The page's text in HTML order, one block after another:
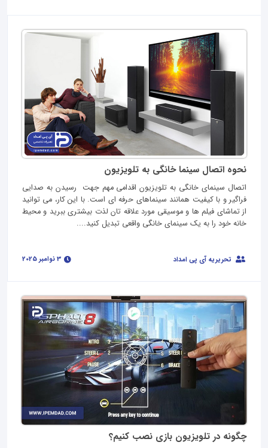
نحوه اتصال سینما خانگی به تلویزیون
اتصال سینمای خانگی به تلویزیون اقدامی مهم جهت رسیدن به صدایی
فراگیر و با کیفیت همانند سینماهای حرفه‌ ای است. با این کار، می‌ توانید
از تماشای فیلم‌ ها و موسیقی مورد علاقه‌ تان لذت بیشتری ببرید و محیط
خانه خود را به یک سینمای خانگی واقعی تبدیل کنید....
تحریریه آی پی امداد
چگونه در تلویزیون بازی نصب کنیم؟